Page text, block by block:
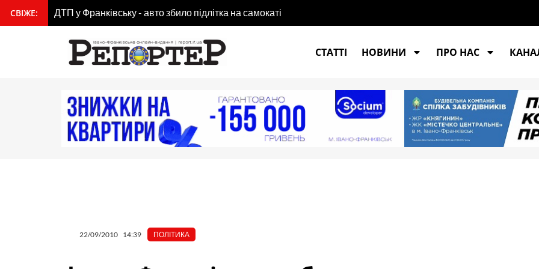
вмісту
СВІЖЕ: ДТП у Франківську - авто збило підлітка на самокаті
СТАТТІ
НОВИНИ ПРО НАС
22/09/2010 14:39 ПОЛІТИКА